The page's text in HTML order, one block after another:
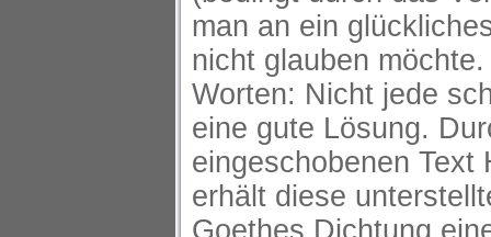
man an ein
nicht glauben
Worten: Nicht jede
eine gute Lösung.
eingeschobenen Text
erhält diese
Goethes Dichtung